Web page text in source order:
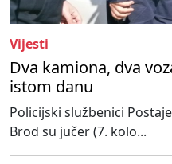
Vijesti
Dva kamiona, dva
istom danu
Policijski službenici
Brod su jučer (7. kolo...